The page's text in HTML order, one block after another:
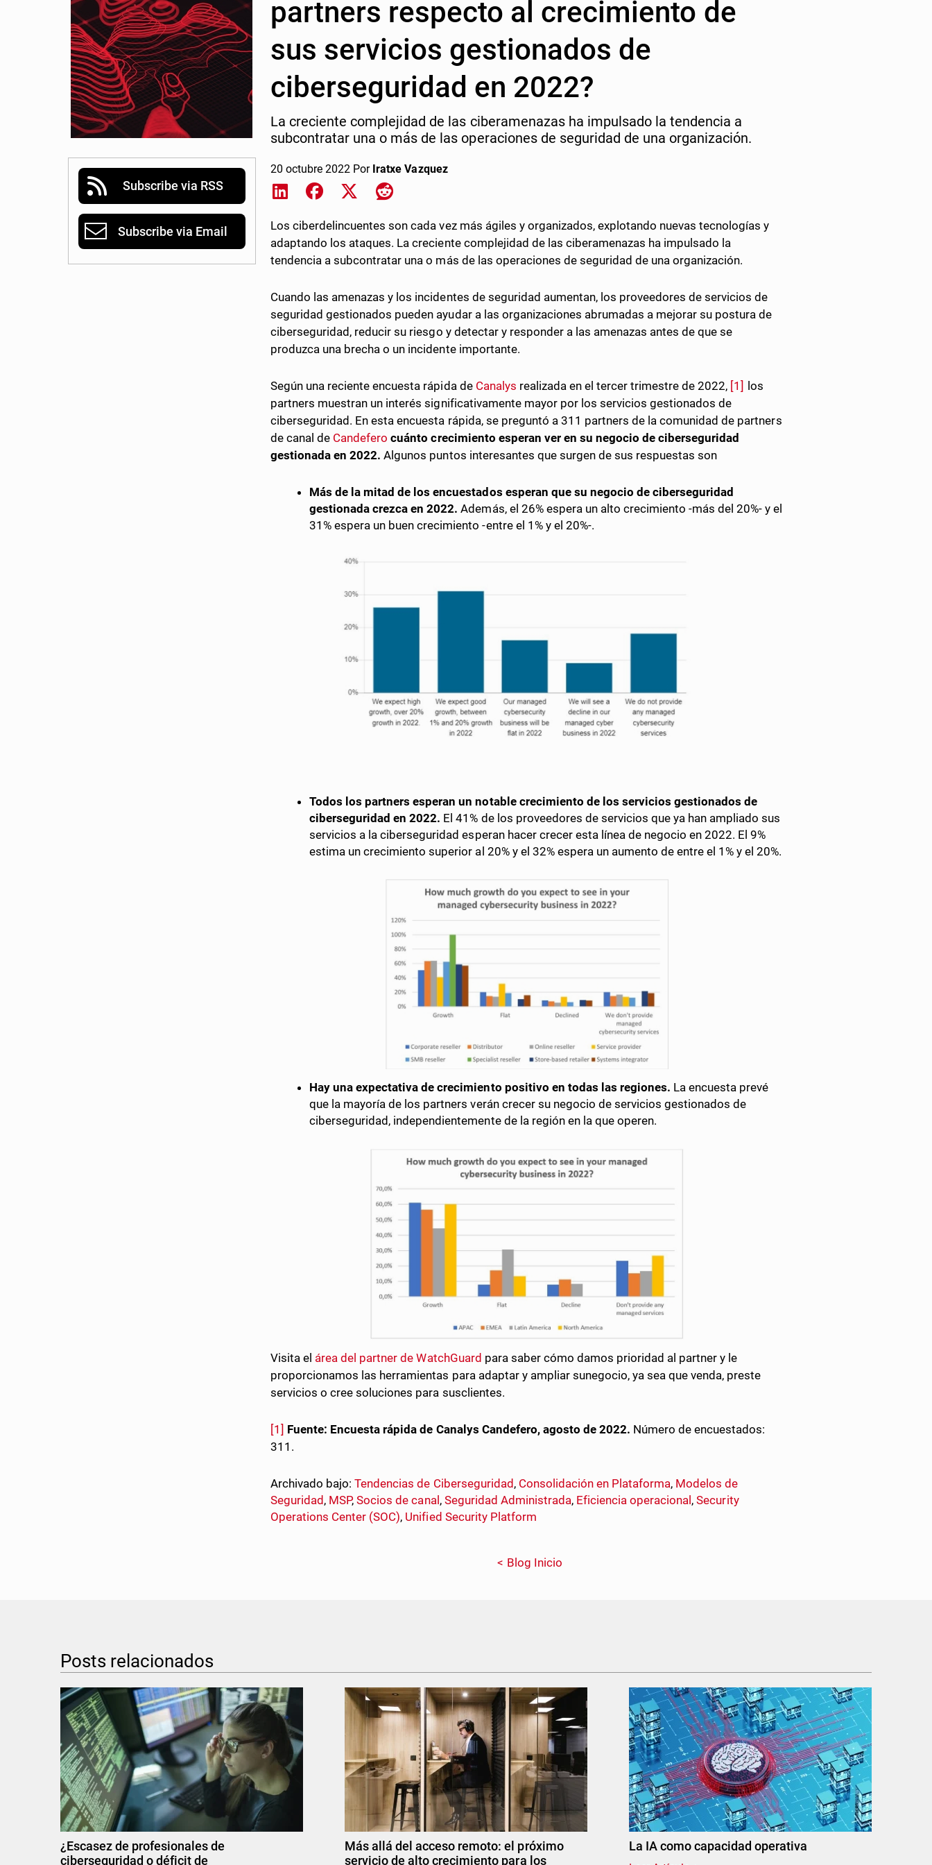
Subscribe via RSS
Subscribe via Email
partners respecto al crecimiento de
sus servicios gestionados de
ciberseguridad en 2022?
La creciente complejidad de las ciberamenazas ha impulsado la tendencia a
subcontratar una o más de las operaciones de seguridad de una organización.
20 octubre 2022 Por Iratxe Vazquez
Share on LinkedIn
Share on Facebook
Share on XShare on Reddit
Los ciberdelincuentes son cada vez más ágiles y organizados, explotando nuevas tecnologías y
adaptando los ataques. La creciente complejidad de las ciberamenazas ha impulsado la
tendencia a subcontratar una o más de las operaciones de seguridad de una organización.
Cuando las amenazas y los incidentes de seguridad aumentan, los proveedores de servicios de
seguridad gestionados pueden ayudar a las organizaciones abrumadas a mejorar su postura de
ciberseguridad, reducir su riesgo y detectar y responder a las amenazas antes de que se
produzca una brecha o un incidente importante.
Según una reciente encuesta rápida de Canalys realizada en el tercer trimestre de 2022, [1] los
partners muestran un interés significativamente mayor por los servicios gestionados de
ciberseguridad. En esta encuesta rápida, se preguntó a 311 partners de la comunidad de partners
de canal de Candeferocuánto crecimiento esperan ver en su negocio de ciberseguridad
gestionada en 2022. Algunos puntos interesantes que surgen de sus respuestas son
Más de la mitad de los encuestados esperan que su negocio de ciberseguridad
gestionada crezca en 2022. Además, el 26% espera un alto crecimiento -más del 20%- y el
31% espera un buen crecimiento -entre el 1% y el 20%-.
Todos los partners esperan un notable crecimiento de los servicios gestionados de
ciberseguridad en 2022. El 41% de los proveedores de servicios que ya han ampliado sus
servicios a la ciberseguridad esperan hacer crecer esta línea de negocio en 2022. El 9%
estima un crecimiento superior al 20% y el 32% espera un aumento de entre el 1% y el 20%.
Hay una expectativa de crecimiento positivo en todas las regiones. La encuesta prevé
que la mayoría de los partners verán crecer su negocio de servicios gestionados de
ciberseguridad, independientemente de la región en la que operen.
Visita el área del partner de WatchGuard para saber cómo damos prioridad al partner y le
proporcionamos las herramientas para adaptar y ampliar sunegocio, ya sea que venda, preste
servicios o cree soluciones para susclientes.
[1] Fuente: Encuesta rápida de Canalys Candefero, agosto de 2022. Número de encuestados:
311.
Archivado bajo: Tendencias de Ciberseguridad, Consolidación en Plataforma, Modelos de
Seguridad, MSP,Socios de canal, Seguridad Administrada, Eficiencia operacional,Security
Operations Center (SOC), Unified Security Platform
Blog Inicio
Posts relacionados
¿Escasez de profesionales de
ciberseguridad o déficit de
Más allá del acceso remoto: el próximo
servicio de alto crecimiento para los
La IA como capacidad operativa